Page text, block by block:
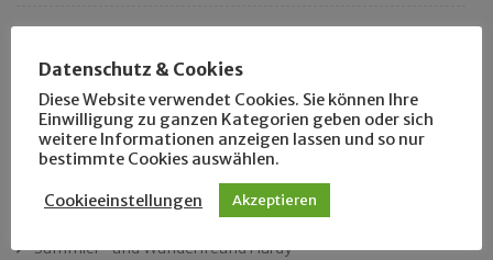
Rennfahrer in Schönefeld und Zschocher
Zu Fuß durch Anger-Crottendorf
Sammler- und Wanderfreund Hardy
Datenschutz & Cookies
Diese Website verwendet Cookies. Sie können Ihre
Einwilligung zu ganzen Kategorien geben oder sich
weitere Informationen anzeigen lassen und so nur
bestimmte Cookies auswählen.
Cookieeinstellungen Akzeptieren